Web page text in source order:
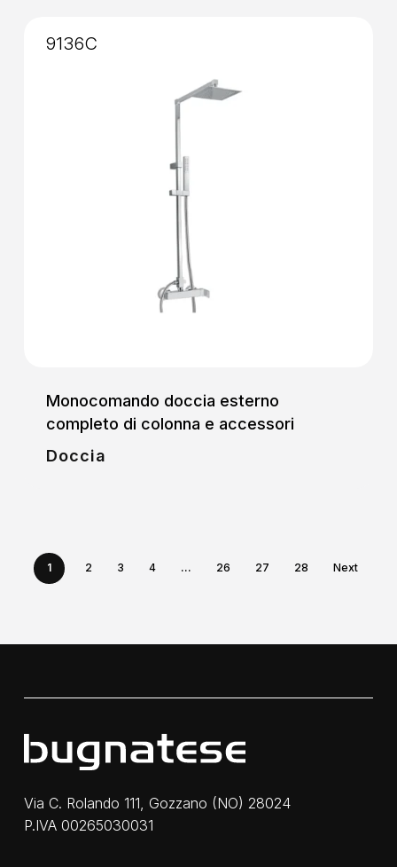
Monocomando doccia esterno
completo di colonna e accessori
Doccia
9136C
1 2 3 4 … 26 27 28 Next
Via C. Rolando 111, Gozzano (NO) 28024
P.IVA 00265030031